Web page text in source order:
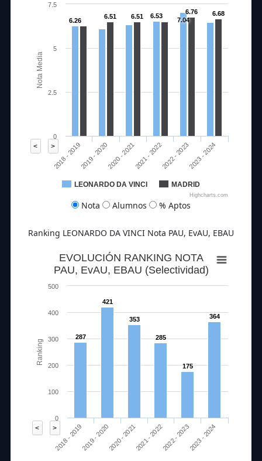
< >
Nota Media
6.26
6.53
7.04
6.51 6.51
6.76 6.68
LEONARDO DA VINCI MADRID
2018 - 20192019 - 20202020 - 20212021 - 20222022 - 20232023 - 2024
0
2.5
5
7.5
Highcharts.com
Nota Alumnos % Aptos
Ranking LEONARDO DA VINCI Nota PAU, EvAU, EBAU
< >
Ranking
EVOLUCIÓN RANKING NOTA
PAU, EvAU, EBAU (Selectividad)
287
421
353
285
175
364
2018 - 20192019 - 20202020 - 20212021 - 20222022 - 20232023 - 2024
0
200
400
100
300
500